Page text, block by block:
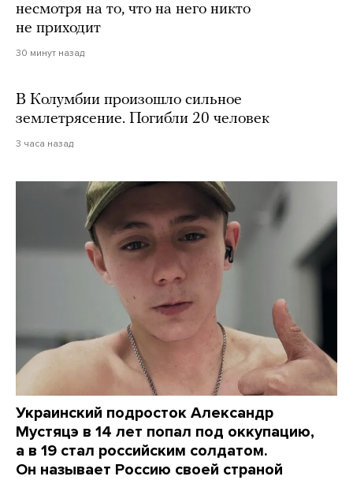
несмотря на то, что на него никто
не приходит
30 минут назад
В Колумбии произошло сильное
землетрясение. Погибли 20 человек
3 часа назад
Украинский подросток Александр
Мустяцэ в 14 лет попал под оккупацию,
а в 19 стал российским солдатом.
Он называет Россию своей страной